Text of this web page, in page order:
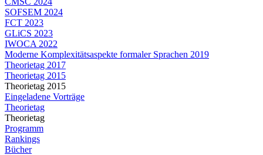
SOFSEM 2024
FCT 2023
GLiCS 2023
IWOCA 2022
Moderne Komplexitätsaspekte formaler Sprachen 2019
Theorietag 2017
Theorietag 2015
Theorietag 2015
Eingeladene Vorträge
Theorietag
Theorietag
Programm
Rankings
Bücher